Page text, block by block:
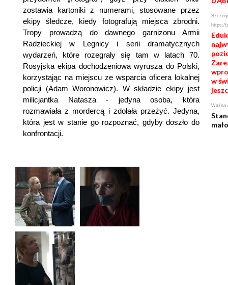
zostawia kartoniki z numerami, stosowane przez
ekipy śledcze, kiedy fotografują miejsca zbrodni.
Tropy prowadzą do dawnego garnizonu Armii
Radzieckiej w Legnicy i serii dramatycznych
wydarzeń, które rozegrały się tam w latach 70.
Rosyjska ekipa dochodzeniowa wyrusza do Polski,
korzystając na miejscu ze wsparcia oficera lokalnej
policji (Adam Woronowicz). W składzie ekipy jest
milicjantka Natasza - jedyna osoba, która
rozmawiała z mordercą i zdołała przeżyć. Jedyna,
która jest w stanie go rozpoznać, gdyby doszło do
konfrontacji.
https://
w
Ważna